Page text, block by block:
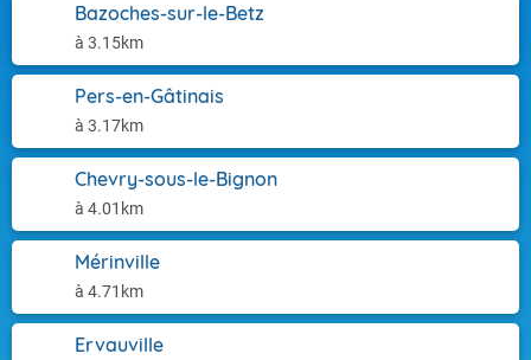
Bazoches-sur-le-Betz
à 3.15km
Pers-en-Gâtinais
à 3.17km
Chevry-sous-le-Bignon
à 4.01km
Mérinville
à 4.71km
Ervauville